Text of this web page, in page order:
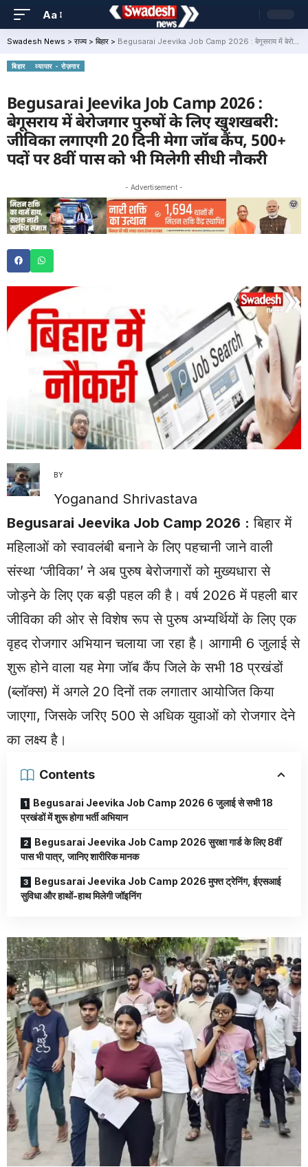
Aa
Swadesh News > राज्य> बिहार > Begusarai Jeevika Job Camp 2026 : बेगूसराय में बेरोजगार पुरुषों के लिए खुशखबरी: जीविका लगाएगी 20 दिनी मेगा जॉब कैंप, 500+ पदों पर 8वीं पास को भी मिलेगी सीधी नौकरी
बिहार व्यापार - रोज़गार
Begusarai Jeevika Job Camp 2026 :
बेगूसराय में बेरोजगार पुरुषों के लिए खुशखबरी:
जीविका लगाएगी 20 दिनी मेगा जॉब कैंप, 500+
पदों पर 8वीं पास को भी मिलेगी सीधी नौकरी
- Advertisement -
BY
Yoganand Shrivastava
Begusarai Jeevika Job Camp 2026 : बिहार में
महिलाओं को स्वावलंबी बनाने के लिए पहचानी जाने वाली
संस्था ‘जीविका’ ने अब पुरुष बेरोजगारों को मुख्यधारा से
जोड़ने के लिए एक बड़ी पहल की है। वर्ष 2026 में पहली बार
जीविका की ओर से विशेष रूप से पुरुष अभ्यर्थियों के लिए एक
वृहद रोजगार अभियान चलाया जा रहा है। आगामी 6 जुलाई से
शुरू होने वाला यह मेगा जॉब कैंप जिले के सभी 18 प्रखंडों
(ब्लॉक्स) में अगले 20 दिनों तक लगातार आयोजित किया
जाएगा, जिसके जरिए 500 से अधिक युवाओं को रोजगार देने
का लक्ष्य है।
Contents
Begusarai Jeevika Job Camp 2026 6 जुलाई से सभी 18
प्रखंडों में शुरू होगा भर्ती अभियान
Begusarai Jeevika Job Camp 2026 सुरक्षा गार्ड के लिए 8वीं
पास भी पात्र, जानिए शारीरिक मानक
Begusarai Jeevika Job Camp 2026 मुफ्त ट्रेनिंग, ईएसआई
सुविधा और हाथों-हाथ मिलेगी जॉइनिंग